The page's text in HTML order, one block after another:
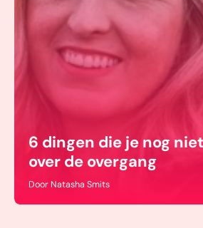
6 dingen die je nog
over de overgang
Door Natasha Smits